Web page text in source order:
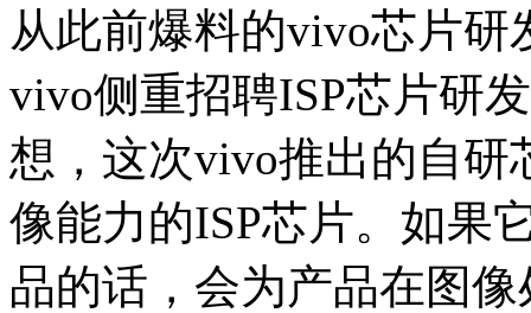
从此前爆料的vivo芯片
vivo侧重招聘ISP芯片研
想，这次vivo推出的自研
像能力的ISP芯片。如果
品的话，会为产品在图